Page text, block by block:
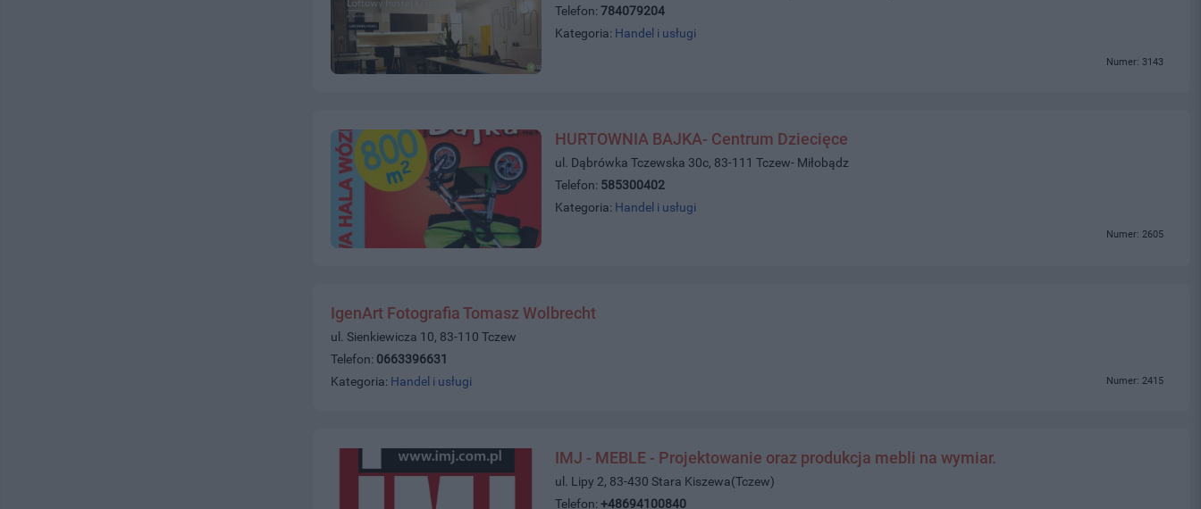
Telefon:784079204
Kategoria: Handel i usługi
Numer: 3143
HURTOWNIA BAJKA- Centrum Dziecięce
ul. Dąbrówka Tczewska 30c, 83-111 Tczew- Miłobądz
Telefon: 585300402
Kategoria: Handel i usługi
Numer: 2605
IgenArt Fotografia Tomasz Wolbrecht
ul. Sienkiewicza 10, 83-110 Tczew
Telefon: 0663396631
Kategoria: Handel i usługi Numer: 2415
IMJ - MEBLE - Projektowanie oraz produkcja mebli na wymiar.
ul. Lipy 2, 83-430 Stara Kiszewa(Tczew)
Telefon:+48694100840